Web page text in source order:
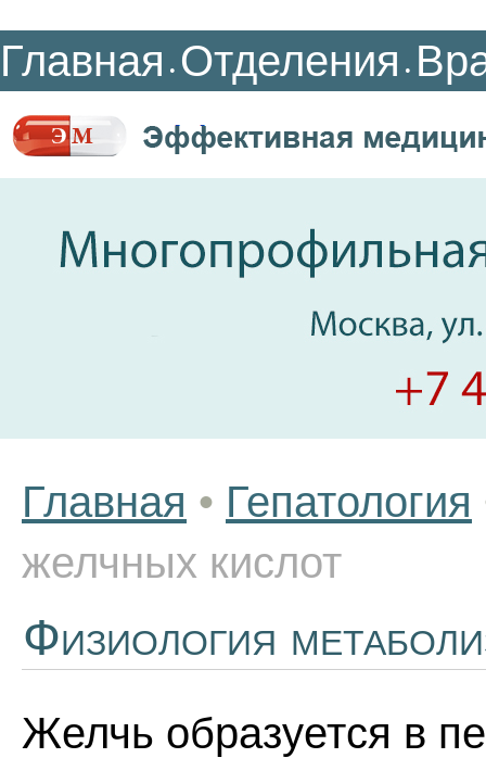
Главная • Отделения •
Главная • Гепатология
желчных кислот
Физиология
Желчь образуется в